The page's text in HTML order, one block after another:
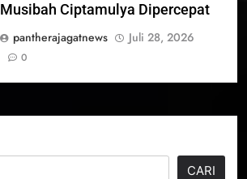
Musibah Ciptamulya Dipercepat
pantherajagatnews
Juli 28, 2026
0
CARI